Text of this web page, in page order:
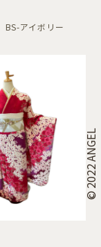
アイボリー
© 2022 ANGEL